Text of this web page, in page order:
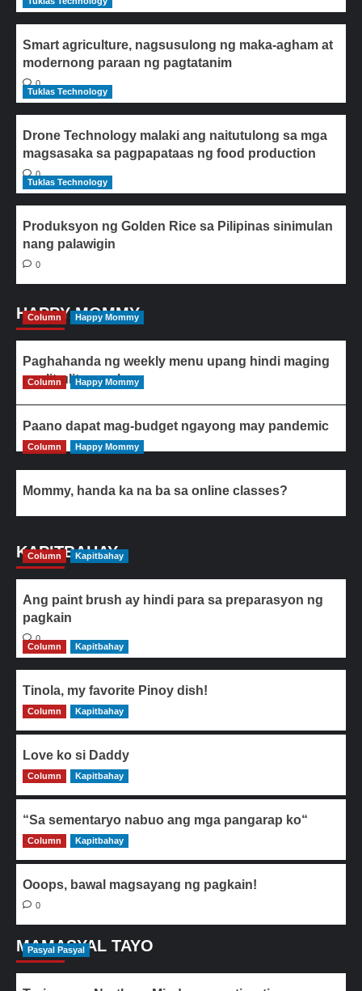
Smart agriculture, nagsusulong ng maka-agham at
modernong paraan ng pagtatanim
0
Tuklas Technology
Drone Technology malaki ang naitutulong sa mga
magsasaka sa pagpapataas ng food production
0
Tuklas Technology
Produksyon ng Golden Rice sa Pilipinas sinimulan
nang palawigin
0
HAPPY MOMMY
Column Happy Mommy
Paghahanda ng weekly menu upang hindi maging
paulit-ulit ang ulam
Column Happy Mommy
Paano dapat mag-budget ngayong may pandemic
Column Happy Mommy
Mommy, handa ka na ba sa online classes?
KAPITBAHAY
Column Kapitbahay
Ang paint brush ay hindi para sa preparasyon ng
pagkain
0
Column
Kapitbahay
Tinola, my favorite Pinoy dish!
0
Column Kapitbahay
Love ko si Daddy
0
Column Kapitbahay
“Sa sementaryo nabuo ang mga pangarap ko“
0
Column Kapitbahay
Ooops, bawal magsayang ng pagkain!
0
MAMASYAL TAYO
Pasyal Pasyal